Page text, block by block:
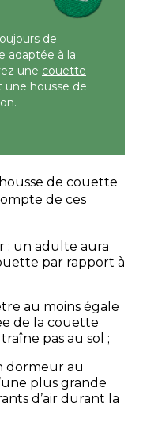
de
adaptée à la
une couette
une housse de
de couette
de ces
: un adulte aura
par rapport à
au moins égale
de la couette
pas au sol ;
dormeur au
plus grande
d’air durant la